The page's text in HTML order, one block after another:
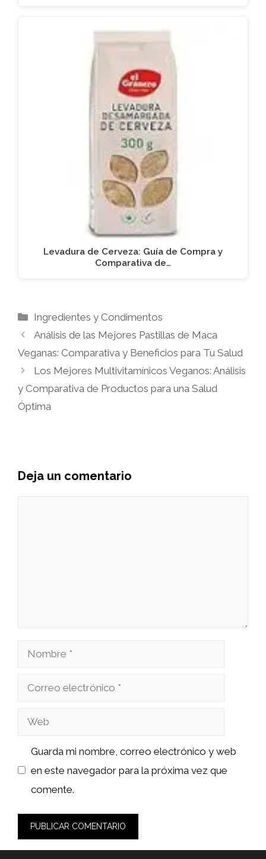
Levadura de Cerveza: Guía de Compra y
Comparativa de…
Categorías
Ingredientes y Condimentos
Análisis de las Mejores Pastillas de Maca
Veganas: Comparativa y Beneficios para Tu Salud
Los Mejores Multivitamínicos Veganos: Análisis
y Comparativa de Productos para una Salud
Óptima
Deja un comentario
Nombre
Correo
Web
Guarda mi nombre, correo electrónico y web
en este navegador para la próxima vez que
comente.